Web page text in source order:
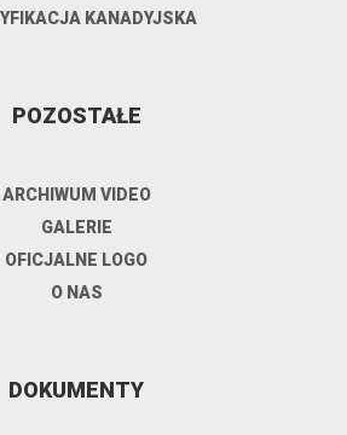
KANADYJSKA
POZOSTAŁE
ARCHIWUM VIDEO
GALERIE
OFICJALNE LOGO
O NAS
DOKUMENTY